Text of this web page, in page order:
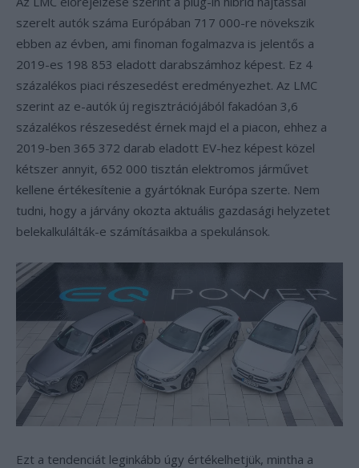
szerelt autók száma Európában 717 000-re növekszik
ebben az évben, ami finoman fogalmazva is jelentős a
2019-es 198 853 eladott darabszámhoz képest. Ez 4
százalékos piaci részesedést eredményezhet. Az LMC
szerint az e-autók új regisztrációjából fakadóan 3,6
százalékos részesedést érnek majd el a piacon, ehhez a
2019-ben 365 372 darab eladott EV-hez képest közel
kétszer annyit, 652 000 tisztán elektromos járművet
kellene értékesítenie a gyártóknak Európa szerte. Nem
tudni, hogy a járvány okozta aktuális gazdasági helyzetet
belekalkulálták-e számításaikba a spekulánsok.
Ezt a tendenciát leginkább úgy értékelhetjük, mintha a